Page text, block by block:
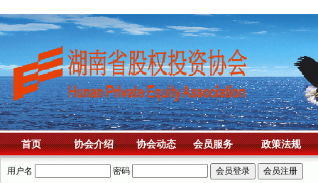
首页 协会介绍 协会动态 会员服务 政策法规
用户名 密码